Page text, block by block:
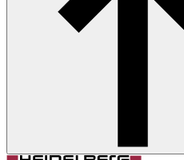
News & Events
Service & Support